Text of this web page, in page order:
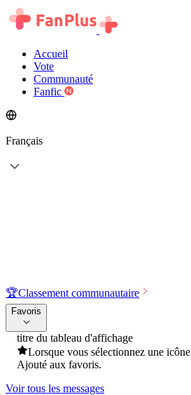
Accueil
Vote
Communauté
Fanfic
Français
🏆Classement communautaire
Favoris
titre du tableau d'affichage
Lorsque vous sélectionnez une icône
Ajouté aux favoris.
Voir tous les messages